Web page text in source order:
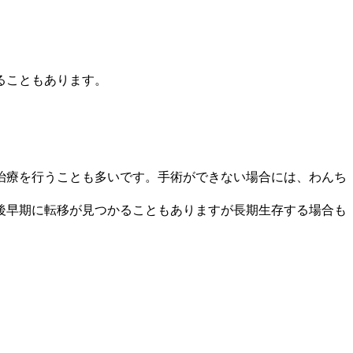
ともあります。
を行うことも多いです。手術ができない場合には、わんち
期に転移が見つかることもありますが長期生存する場合も